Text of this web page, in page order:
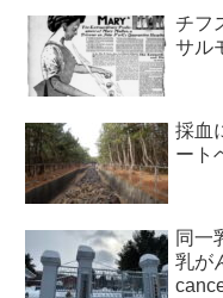
チフ
サル
採血
ート
同一
乳が